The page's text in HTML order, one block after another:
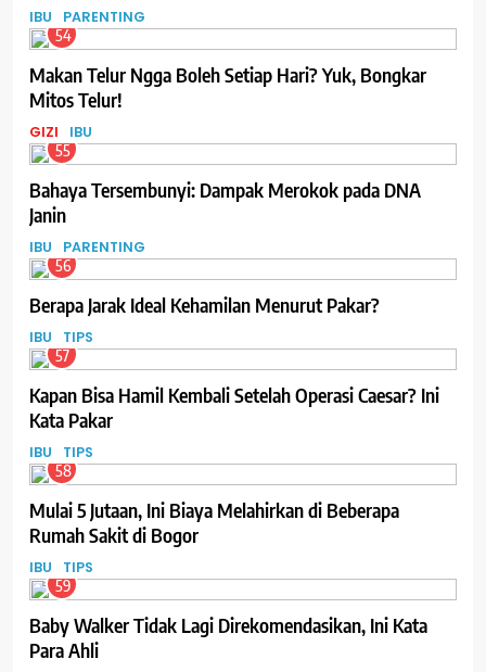
IBU PARENTING
54
Makan Telur Ngga Boleh Setiap Hari? Yuk, Bongkar
Mitos Telur!
GIZI IBU
55
Bahaya Tersembunyi: Dampak Merokok pada DNA
Janin
IBU PARENTING
56
Berapa Jarak Ideal Kehamilan Menurut Pakar?
IBU TIPS
57
Kapan Bisa Hamil Kembali Setelah Operasi Caesar? Ini
Kata Pakar
IBU TIPS
58
Mulai 5 Jutaan, Ini Biaya Melahirkan di Beberapa
Rumah Sakit di Bogor
IBU TIPS
59
Baby Walker Tidak Lagi Direkomendasikan, Ini Kata
Para Ahli